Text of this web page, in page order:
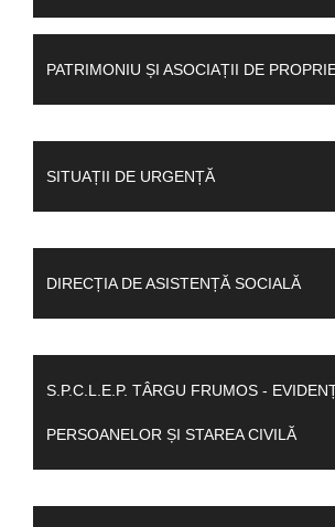
PATRIMONIU ȘI ASOCIAȚII DE
SITUAȚII DE URGENȚĂ
DIRECȚIA DE ASISTENȚĂ SOCIALĂ
S.P.C.L.E.P. TÂRGU FRUMOS -
PERSOANELOR ȘI STAREA CIVILĂ